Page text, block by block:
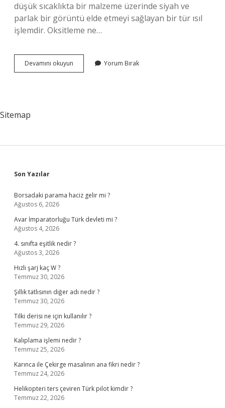
düşük sıcaklıkta bir malzeme üzerinde siyah ve
parlak bir görüntü elde etmeyi sağlayan bir tür ısıl
işlemdir. Oksitleme ne…
Devamını okuyun Oksidasyonu
Ne
Yorum Bırak
Sitemap
Sidebar
Son Yazılar
Borsadaki parama haciz gelir mi ?
Ağustos 6, 2026
Avar İmparatorluğu Türk devleti mi ?
Ağustos 4, 2026
4. sınıfta eşitlik nedir ?
Ağustos 3, 2026
Hızlı şarj kaç W ?
Temmuz 30, 2026
Şıllık tatlısının diğer adı nedir ?
Temmuz 30, 2026
Tilki derisi ne için kullanılır ?
Temmuz 29, 2026
Kalıplama işlemi nedir ?
Temmuz 25, 2026
Karınca ile Çekirge masalının ana fikri nedir ?
Temmuz 24, 2026
Helikopteri ters çeviren Türk pilot kimdir ?
Temmuz 22, 2026